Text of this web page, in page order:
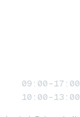
09:00–17:00
10:00–13:00